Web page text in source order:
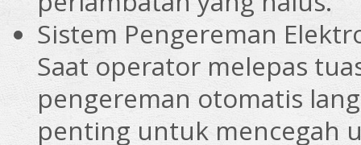
Sistem Pengereman
Saat operator melepas
pengereman otomatis
penting untuk mencegah